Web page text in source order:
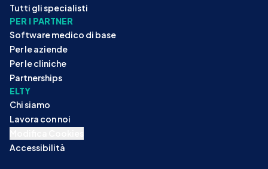
Tutti gli specialisti
PER I PARTNER
Software medico di base
Per le aziende
Per le cliniche
Partnerships
ELTY
Chi siamo
Lavora con noi
Accessibilità